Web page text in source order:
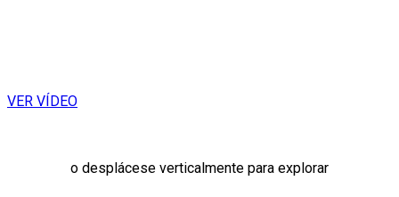
VER VÍDEO
o desplácese verticalmente para explorar